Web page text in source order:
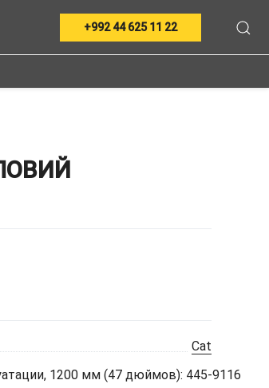
+992 44 625 11 22
Cat
1200 мм (47 дюймов): 445-9116